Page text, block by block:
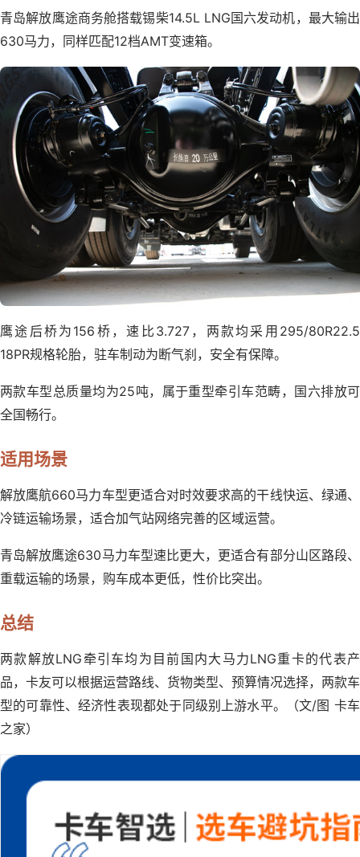
青岛解放鹰途商务舱搭载锡柴14.5L LNG国六发动机，最大输出
630马力，同样匹配12档AMT变速箱。
鹰途后桥为156桥，速比3.727，两款均采用295/80R22.5
18PR规格轮胎，驻车制动为断气刹，安全有保障。
两款车型总质量均为25吨，属于重型牵引车范畴，国六排放可
全国畅行。
适用场景
解放鹰航660马力车型更适合对时效要求高的干线快运、绿通、
冷链运输场景，适合加气站网络完善的区域运营。
青岛解放鹰途630马力车型速比更大，更适合有部分山区路段、
重载运输的场景，购车成本更低，性价比突出。
总结
两款解放LNG牵引车均为目前国内大马力LNG重卡的代表产
品，卡友可以根据运营路线、货物类型、预算情况选择，两款车
型的可靠性、经济性表现都处于同级别上游水平。（文/图 卡车
之家）